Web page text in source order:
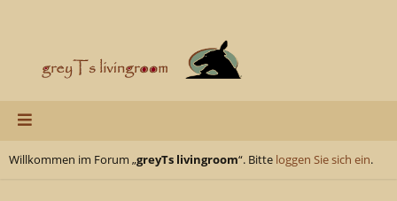
Willkommen im Forum „greyTs livingroom“. Bitte loggen Sie sich ein.